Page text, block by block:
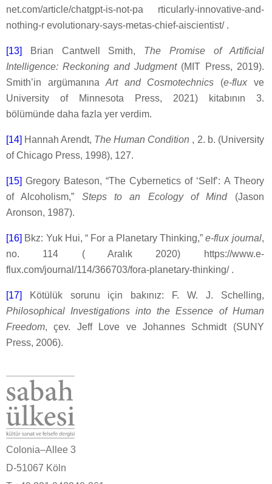
net.com/article/chatgpt-is-not-pa rticularly-innovative-and-
nothing-r evolutionary-says-metas-chief-aiscientist/ .
[13] Brian Cantwell Smith, The Promise of Artificial
Intelligence: Reckoning and Judgment (MIT Press, 2019).
Smith’in argümanınaArt and Cosmotechnics (e-flux ve
University of Minnesota Press, 2021) kitabının 3.
bölümünde daha fazla yer verdim.
[14] Hannah Arendt, The Human Condition , 2. b. (University
of Chicago Press, 1998), 127.
[15] Gregory Bateson, “The Cybernetics of ‘Self’: A Theory
of Alcoholism,” Steps to an Ecology of Mind(Jason
Aronson, 1987).
[16] Bkz: Yuk Hui, “ For a Planetary Thinking,”e-flux journal,
no. 114 ( Aralık 2020) https://www.e-
flux.com/journal/114/366703/fora-planetary-thinking/ .
[17]
Kötülük sorunu için bakınız: F. W. J. Schelling,
Philosophical Investigations into the Essence of Human
Freedom, çev. Jeff Love ve Johannes Schmidt (SUNY
Press, 2006).
Colonia–Allee 3
D-51067 Köln